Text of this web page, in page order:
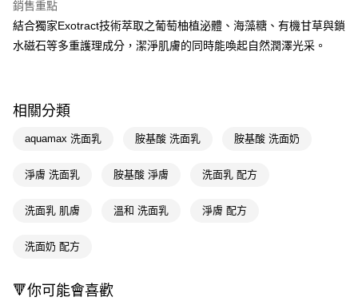
悠遊付
Google Pay
【關於「AFTEE先享後付」】
便利好安心！
２．便利：只要手機號碼，簡訊認證，即可結帳。
【「AFTEE先享後付」結帳流程】
結帳頁面，進行簡訊認證並確認金額後，即可完成結帳。
ATM／網路銀行／等多元方式進行付款，方視為交易完成。
每筆NT$65，滿NT$390(含以上)免運費
付款後全家取貨
萊爾富取貨付款
銷售重點
結合獨家Exotract技術萃取之葡萄柚植泌體、海藻糖、有機甘草與鎖
水磁石等多重護理成分，潔淨肌膚的同時能喚起自然潤澤光采。
相關分類
aquamax 洗面乳 胺基酸 洗面乳 胺基酸 洗面奶
淨膚 洗面乳 胺基酸 淨膚 洗面乳 配方
洗面乳 肌膚 溫和 洗面乳 淨膚 配方
洗面奶 配方
🔻你可能會喜歡